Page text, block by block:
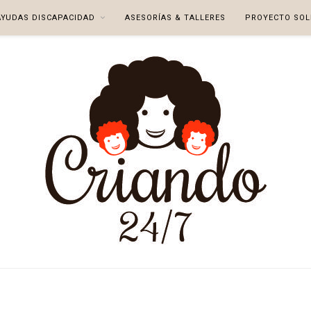
DISCAPACIDAD ASESORÍAS & TALLERES PROYECTO